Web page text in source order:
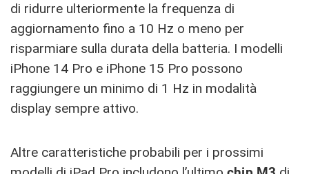
di ridurre ulteriormente la frequenza di
aggiornamento fino a 10 Hz o meno per
risparmiare sulla durata della batteria. I modelli
iPhone 14 Pro e iPhone 15 Pro possono
raggiungere un minimo di 1 Hz in modalità
display sempre attivo.
Altre caratteristiche probabili per i prossimi